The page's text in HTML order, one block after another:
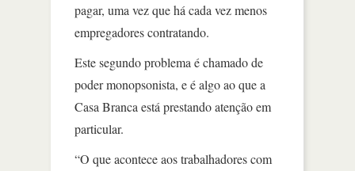
pagar, uma vez que há cada vez menos
empregadores contratando.
Este segundo problema é chamado de
poder monopsonista, e é algo ao que a
Casa Branca está prestando atenção em
particular.
“O que acontece aos trabalhadores com